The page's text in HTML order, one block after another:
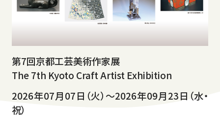
第7回京都工芸美術作家展
The 7th Kyoto Craft Artist Exhibition
2026年07月07日（火）～2026年09月23日（水・
祝）